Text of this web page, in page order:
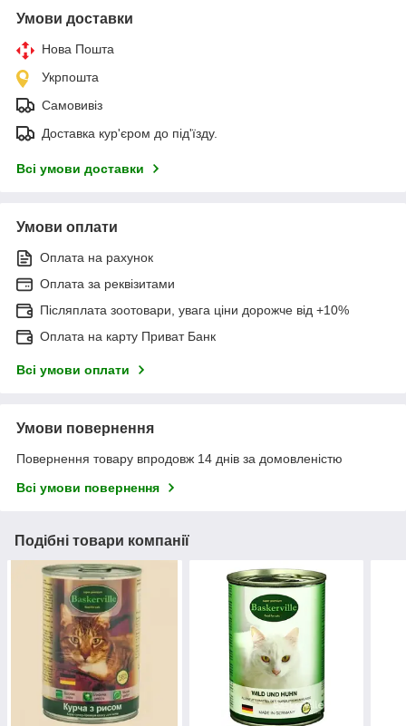
Умови доставки
Нова Пошта
Укрпошта
Самовивіз
Доставка кур'єром до під'їзду.
Всі умови доставки
Умови оплати
Оплата на рахунок
Оплата за реквізитами
Післяплата зоотовари, увага ціни дорожче від +10%
Оплата на карту Приват Банк
Всі умови оплати
Умови повернення
Повернення товару впродовж 14 днів за домовленістю
Всі умови повернення
Подібні товари компанії